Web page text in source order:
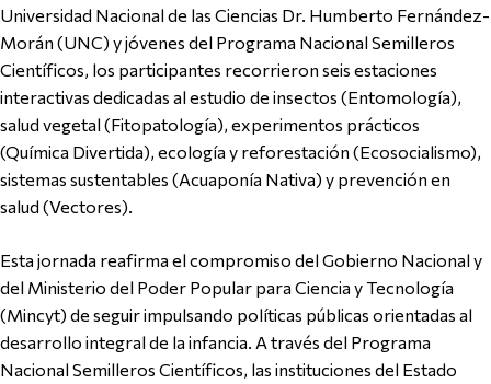
Universidad Nacional de las Ciencias Dr. Humberto Fernández-
Morán (UNC) y jóvenes del Programa Nacional Semilleros
Científicos, los participantes recorrieron seis estaciones
interactivas dedicadas al estudio de insectos (Entomología),
salud vegetal (Fitopatología), experimentos prácticos
(Química Divertida), ecología y reforestación (Ecosocialismo),
sistemas sustentables (Acuaponía Nativa) y prevención en
salud (Vectores).
Esta jornada reafirma el compromiso del Gobierno Nacional y
del Ministerio del Poder Popular para Ciencia y Tecnología
(Mincyt) de seguir impulsando políticas públicas orientadas al
desarrollo integral de la infancia. A través del Programa
Nacional Semilleros Científicos, las instituciones del Estado